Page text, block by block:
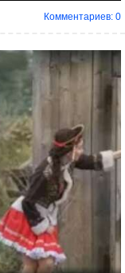
Комментариев: 0